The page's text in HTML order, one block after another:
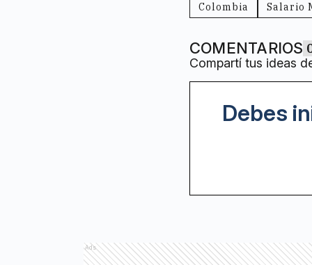
Colombia Salario
COMENTARIOS
Compartí tus ideas
Debes
Ads